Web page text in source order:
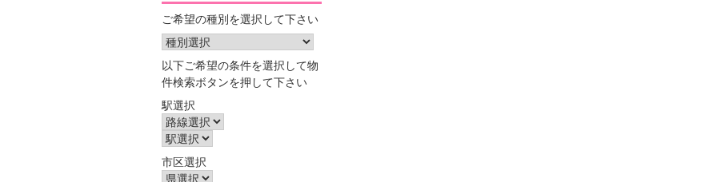
ご希望の種別を選択して下さい
以下ご希望の条件を選択して物
件検索ボタンを押して下さい
駅選択
市区選択